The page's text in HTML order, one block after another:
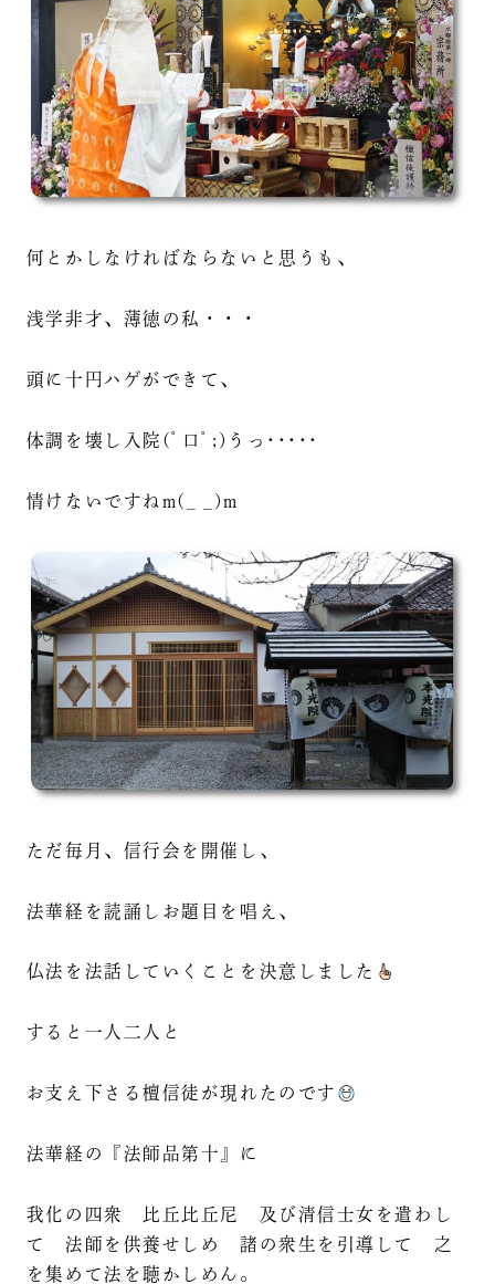
何とかしなければならないと思うも、
浅学非才、薄徳の私・・・
頭に十円ハゲができて、
体調を壊し入院(ﾟ口ﾟ;)うっ･････
情けないですねm(_ _)m
ただ毎月、信行会を開催し、
法華経を読誦しお題目を唱え、
仏法を法話していくことを決意しました
すると一人二人と
お支え下さる檀信徒が現れたのです
法華経の『法師品第十』に
我化の四衆 比丘比丘尼 及び清信士女を遣わし
て 法師を供養せしめ 諸の衆生を引導して 之
を集めて法を聴かしめん。